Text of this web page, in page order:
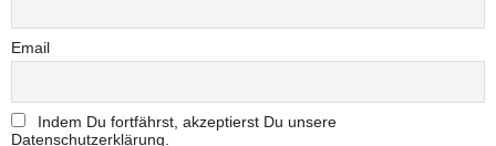
Email
Indem Du fortfährst, akzeptierst Du unsere
Datenschutzerklärung.